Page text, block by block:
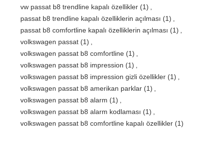
vw passat b8 trendline kapalı özellikler (1)
passat b8 trendline kapalı özelliklerin açılması (1)
passat b8 comfortline kapalı özelliklerin açılması (1)
volkswagen passat (1)
volkswagen passat b8 comfortline (1)
volkswagen passat b8 impression (1)
volkswagen passat b8 impression gizli özellikler (1)
volkswagen passat b8 amerikan parklar (1)
volkswagen passat b8 alarm (1)
volkswagen passat b8 alarm kodlaması (1)
volkswagen passat b8 comfortline kapalı özellikler (1)